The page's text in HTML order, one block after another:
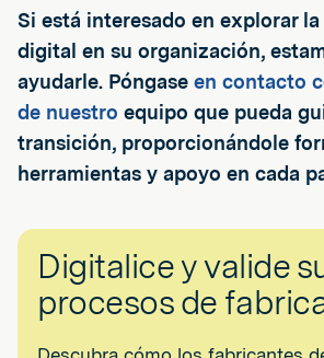
Si está interesado en explorar
digital en su organización,
ayudarle. Póngase en contacto
de nuestro equipo que pueda
transición, proporcionándole
herramientas y apoyo en cada
Digitalice y valide
procesos de